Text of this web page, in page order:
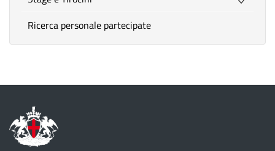
Ricerca personale partecipate